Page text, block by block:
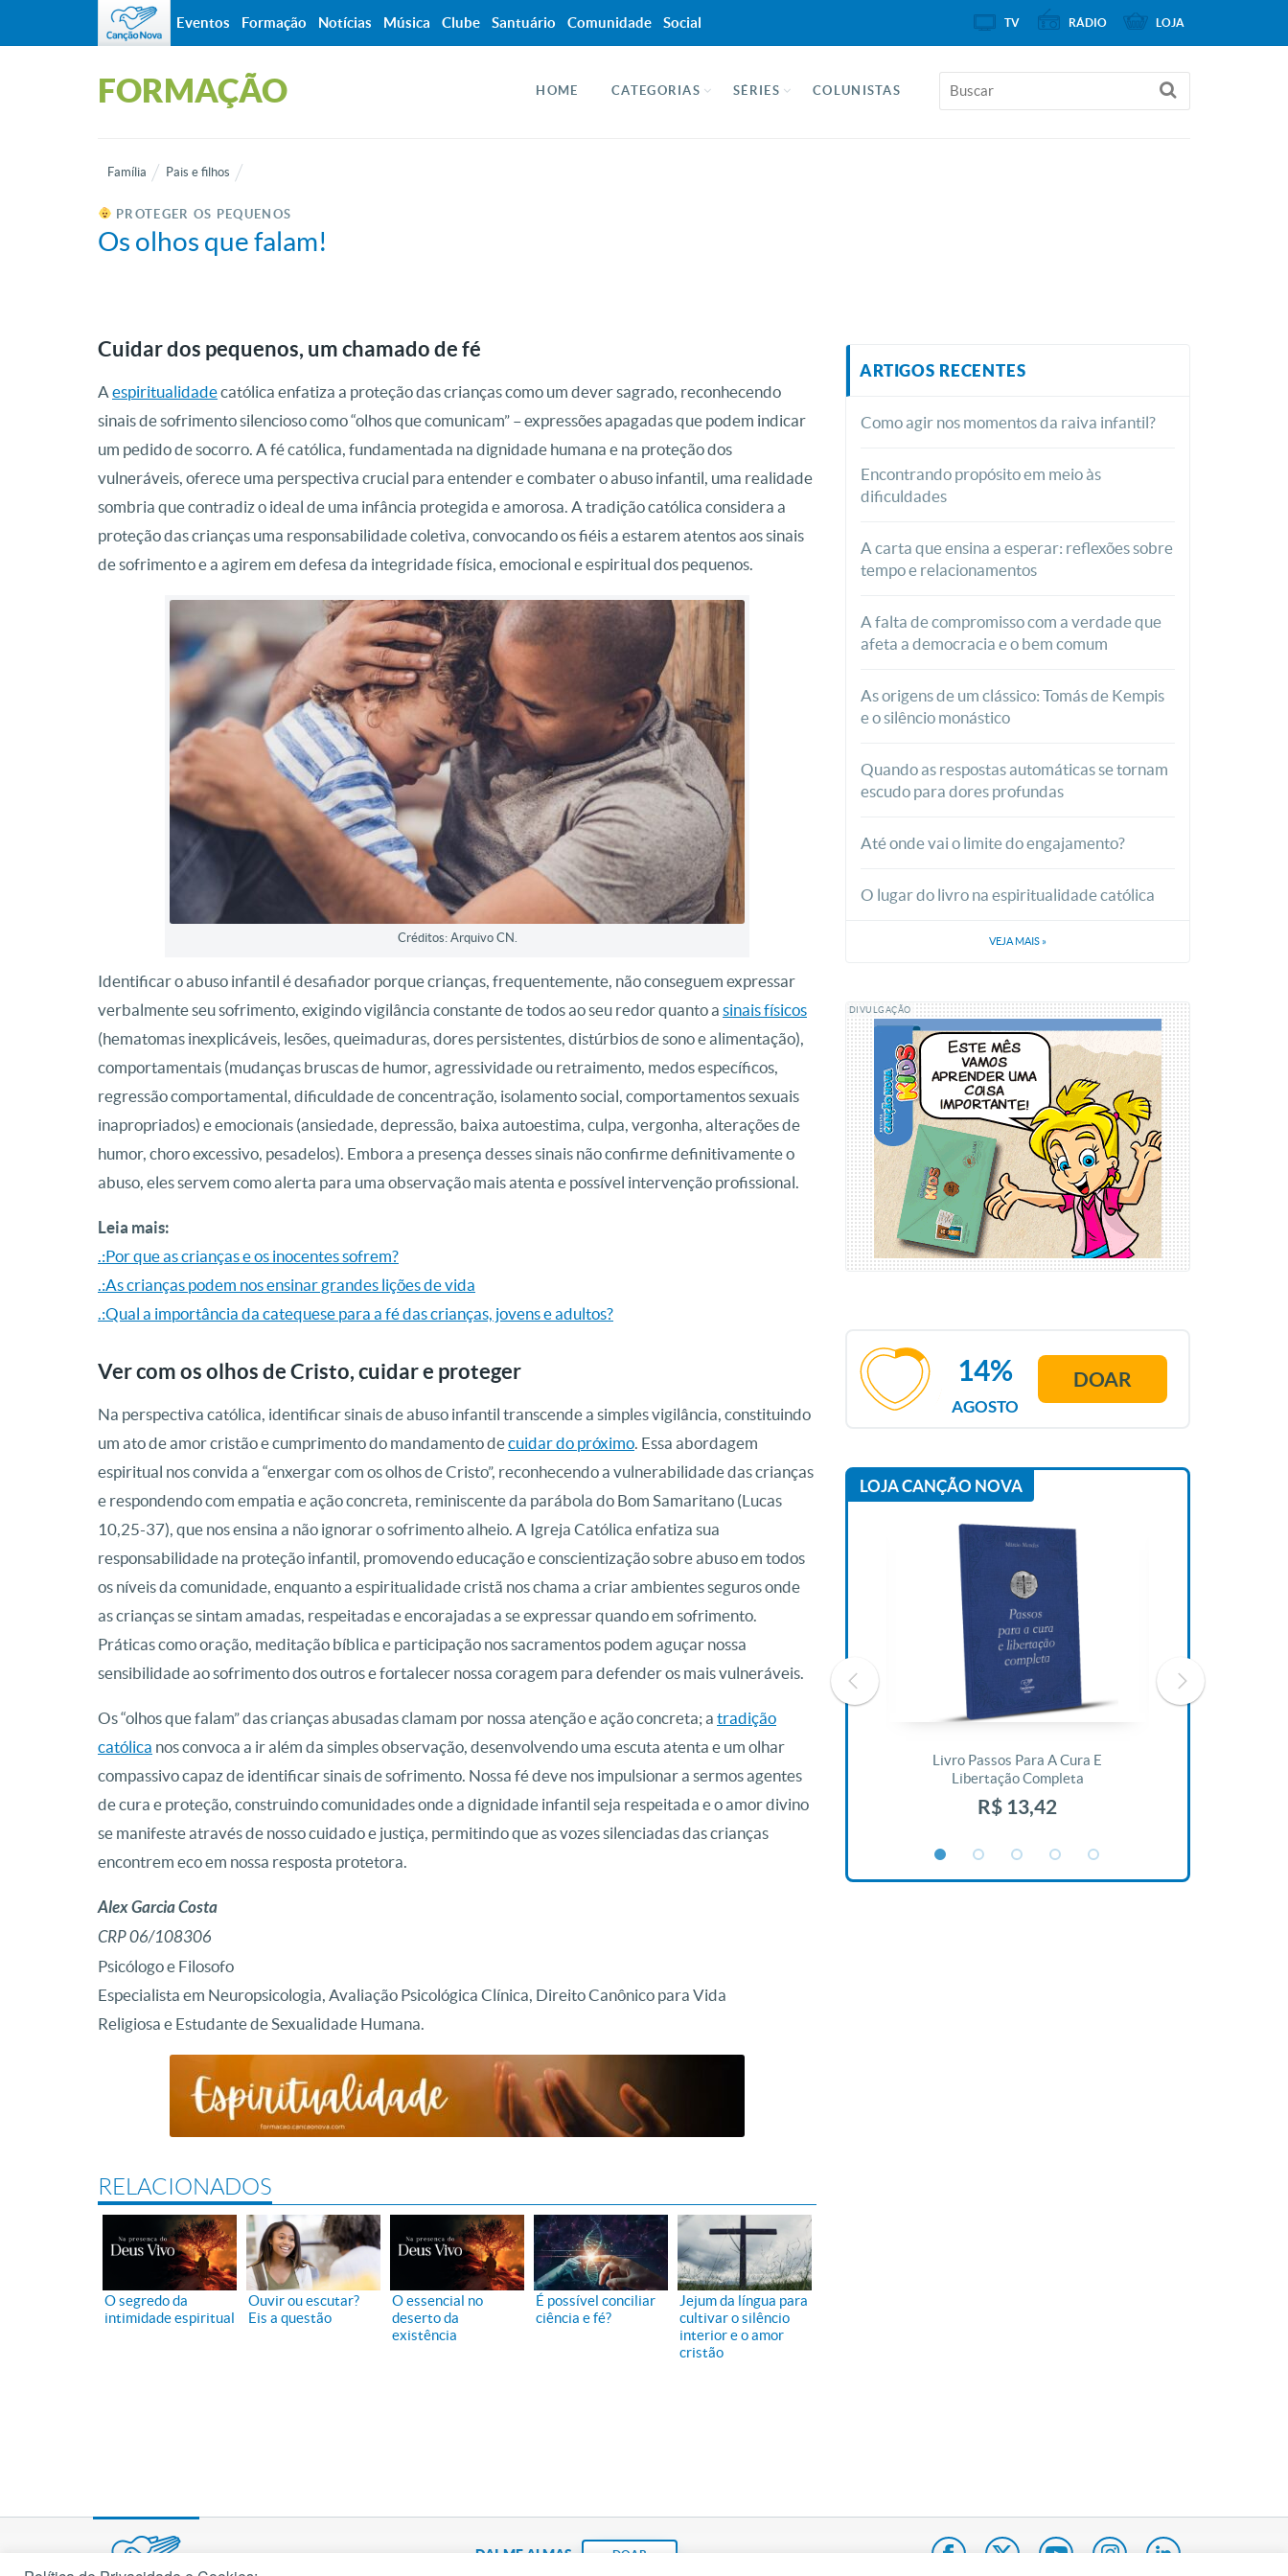
FORMAÇÃO HOME CATEGORIAS SÉRIES COLUNISTAS
Família Pais e filhos
PROTEGER OS PEQUENOS
Os olhos que falam!
Cuidar dos pequenos, um chamado de fé
A espiritualidadecatólica enfatiza a proteção das crianças como um dever sagrado, reconhecendo
sinais de sofrimento silencioso como “olhos que comunicam” – expressões apagadas que podem indicar
um pedido de socorro. A fé católica, fundamentada na dignidade humana e na proteção dos
vulneráveis, oferece uma perspectiva crucial para entender e combater o abuso infantil, uma realidade
sombria que contradiz o ideal de uma infância protegida e amorosa. A tradição católica considera a
proteção das crianças uma responsabilidade coletiva, convocando os fiéis a estarem atentos aos sinais
de sofrimento e a agirem em defesa da integridade física, emocional e espiritual dos pequenos.
Créditos: Arquivo CN.
Identificar o abuso infantil é desafiador porque crianças, frequentemente, não conseguem expressar
verbalmente seu sofrimento, exigindo vigilância constante de todos ao seu redor quanto a sinais físicos
(hematomas inexplicáveis, lesões, queimaduras, dores persistentes, distúrbios de sono e alimentação),
comportamentais (mudanças bruscas de humor, agressividade ou retraimento, medos específicos,
regressão comportamental, dificuldade de concentração, isolamento social, comportamentos sexuais
inapropriados) e emocionais (ansiedade, depressão, baixa autoestima, culpa, vergonha, alterações de
humor, choro excessivo, pesadelos). Embora a presença desses sinais não confirme definitivamente o
abuso, eles servem como alerta para uma observação mais atenta e possível intervenção profissional.
Leia mais:
.:Por que as crianças e os inocentes sofrem?
.:As crianças podem nos ensinar grandes lições de vida
.:Qual a importância da catequese para a fé das crianças, jovens e adultos?
Ver com os olhos de Cristo, cuidar e proteger
Na perspectiva católica, identificar sinais de abuso infantil transcende a simples vigilância, constituindo
um ato de amor cristão e cumprimento do mandamento decuidar do próximo. Essa abordagem
espiritual nos convida a “enxergar com os olhos de Cristo”, reconhecendo a vulnerabilidade das crianças
e respondendo com empatia e ação concreta, reminiscente da parábola do Bom Samaritano (Lucas
10,25-37), que nos ensina a não ignorar o sofrimento alheio. A Igreja Católica enfatiza sua
responsabilidade na proteção infantil, promovendo educação e conscientização sobre abuso em todos
os níveis da comunidade, enquanto a espiritualidade cristã nos chama a criar ambientes seguros onde
as crianças se sintam amadas, respeitadas e encorajadas a se expressar quando em sofrimento.
Práticas como oração, meditação bíblica e participação nos sacramentos podem aguçar nossa
sensibilidade ao sofrimento dos outros e fortalecer nossa coragem para defender os mais vulneráveis.
Os “olhos que falam” das crianças abusadas clamam por nossa atenção e ação concreta; a tradição
católica nos convoca a ir além da simples observação, desenvolvendo uma escuta atenta e um olhar
compassivo capaz de identificar sinais de sofrimento. Nossa fé deve nos impulsionar a sermos agentes
de cura e proteção, construindo comunidades onde a dignidade infantil seja respeitada e o amor divino
se manifeste através de nosso cuidado e justiça, permitindo que as vozes silenciadas das crianças
encontrem eco em nossa resposta protetora.
Alex Garcia Costa
CRP 06/108306
Psicólogo e Filosofo
Especialista em Neuropsicologia, Avaliação Psicológica Clínica, Direito Canônico para Vida
Religiosa e Estudante de Sexualidade Humana.
RELACIONADOS
O segredo da
intimidade espiritual
Ouvir ou escutar?
Eis a questão
O essencial no
deserto da
existência
É possível conciliar
ciência e fé?
Jejum da língua para
cultivar o silêncio
interior e o amor
cristão
ARTIGOS RECENTES
Como agir nos momentos da raiva infantil?
Encontrando propósito em meio às
dificuldades
A carta que ensina a esperar: reflexões sobre
tempo e relacionamentos
A falta de compromisso com a verdade que
afeta a democracia e o bem comum
As origens de um clássico: Tomás de Kempis
e o silêncio monástico
Quando as respostas automáticas se tornam
escudo para dores profundas
Até onde vai o limite do engajamento?
O lugar do livro na espiritualidade católica
VEJA MAIS »
DIVULGAÇÃO
AGOSTO
14% DOAR
LOJA CANÇÃO NOVA
Vida De Jonas Abib
R$ 42,41
Livro Passos Para A Cura E
Libertação Completa
R$ 13,42
Eventos Formação Notícias Música Clube Santuário Comunidade Social TV RÁDIO LOJA
DAI-ME ALMAS DOAR